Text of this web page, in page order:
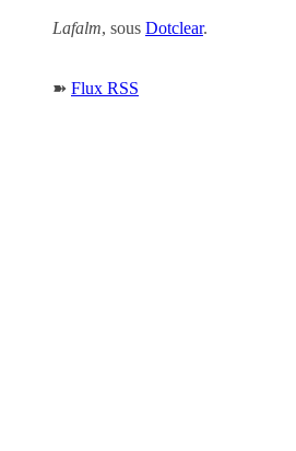
Lafalm, sous Dotclear.
➽ Flux RSS